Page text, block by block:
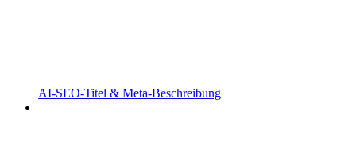
AI-SEO-Titel & Meta-Beschreibung